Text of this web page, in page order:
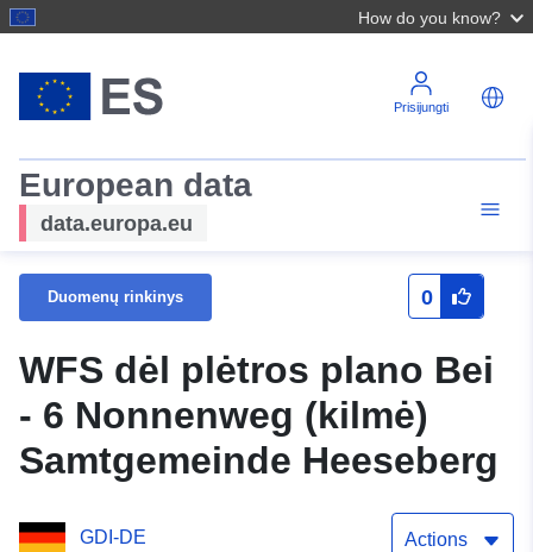
How do you know?
Prisijungti
European data
data.europa.eu
Duomenų rinkinys 0
WFS dėl plėtros plano Bei
- 6 Nonnenweg (kilmė)
Samtgemeinde Heeseberg
GDI-DE Actions